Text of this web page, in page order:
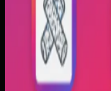
Trajectfika
Trajectfika
Sebelumnya
Mahasiswa sering